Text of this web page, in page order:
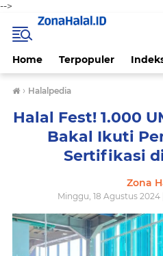
-->
Home Terpopuler
› Halalpedia
Halal Fest! 1.000
Bakal Ikuti
Sertifikasi
Zona
Minggu, 18 Agustus 2024